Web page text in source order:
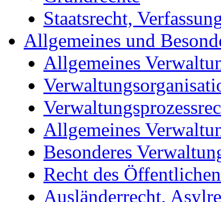
Staatsrecht,
Allgemeines und
Allgemeines
Allgemeines
Besonderes
Recht des
Ausländerrecht,